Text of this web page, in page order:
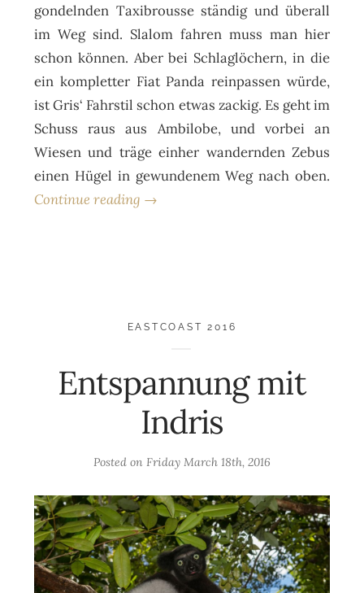
gondelnden Taxibrousse ständig und überall
im Weg sind. Slalom fahren muss man hier
schon können. Aber bei Schlaglöchern, in die
ein kompletter Fiat Panda reinpassen würde,
ist Gris‘ Fahrstil schon etwas zackig. Es geht im
Schuss raus aus Ambilobe, und vorbei an
Wiesen und träge einher wandernden Zebus
einen Hügel in gewundenem Weg nach oben.
Continue reading →
EASTCOAST 2016
Entspannung mit
Indris
Posted on Friday March 18th, 2016